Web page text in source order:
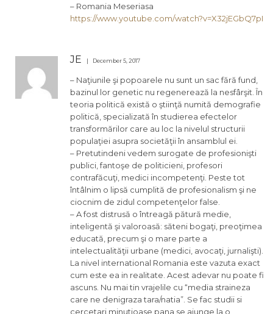
– Romania Meseriasa
https://www.youtube.com/watch?v=X32jEGbQ7pI
JE December 5, 2017
– Naţiunile şi popoarele nu sunt un sac fără fund,
bazinul lor genetic nu regenerează la nesfârşit. În
teoria politică există o ştiinţă numită demografie
politică, specializată în studierea efectelor
transformărilor care au loc la nivelul structurii
populaţiei asupra societăţii în ansamblul ei.
– Pretutindeni vedem surogate de profesionişti
publici, fantoşe de politicieni, profesori
contrafăcuţi, medici incompetenţi. Peste tot
întâlnim o lipsă cumplită de profesionalism şi ne
ciocnim de zidul competenţelor false.
– A fost distrusă o întreagă pătură medie,
inteligentă şi valoroasă: săteni bogaţi, preoţimea
educată, precum şi o mare parte a
intelectualităţii urbane (medici, avocaţi, jurnalişti).
La nivel international Romania este vazuta exact
cum este ea in realitate. Acest adevar nu poate fi
ascuns. Nu mai tin vrajelile cu “media straineza
care ne denigraza tara/natia”. Se fac studii si
cercetari minutioase pana se ajunge la o